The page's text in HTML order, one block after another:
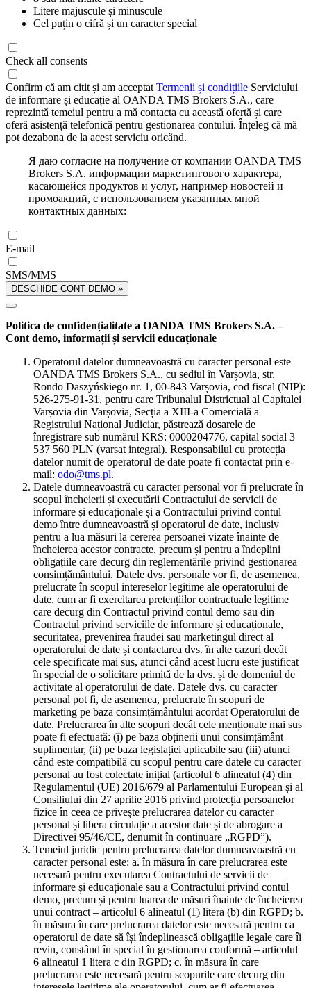
Litere majuscule și minuscule
Cel puțin o cifră și un caracter special
Check all consents
Confirm că am citit și am acceptat Termenii și condițiile Serviciului
de informare și educație al OANDA TMS Brokers S.A., care
reprezintă temeiul pentru a mă contacta cu această ofertă și care
oferă asistență telefonică pentru gestionarea contului. Înțeleg că mă
pot dezabona de la acest serviciu oricând.
Я даю согласие на получение от компании OANDA TMS
Brokers S.A. информации маркетингового характера,
касающейся продуктов и услуг, например новостей и
промоакций, с использованием указанных мной
контактных данных:
E-mail
SMS/MMS
DESCHIDE CONT DEMO »
Politica de confidențialitate a OANDA TMS Brokers S.A. –
Cont demo, informații și servicii educaționale
Operatorul datelor dumneavoastră cu caracter personal este
OANDA TMS Brokers S.A., cu sediul în Varșovia, str.
Rondo Daszyńskiego nr. 1, 00-843 Varșovia, cod fiscal (NIP):
526-275-91-31, pentru care Tribunalul Districtual al Capitalei
Varșovia din Varșovia, Secția a XIII-a Comercială a
Registrului Național Judiciar, păstrează dosarele de
înregistrare sub numărul KRS: 0000204776, capital social 3
537 560 PLN (varsat integral). Responsabilul cu protecția
datelor numit de operatorul de date poate fi contactat prin e-
mail: odo@tms.pl.
Datele dumneavoastră cu caracter personal vor fi prelucrate în
scopul încheierii și executării Contractului de servicii de
informare și educaționale și a Contractului privind contul
demo între dumneavoastră și operatorul de date, inclusiv
pentru a lua măsuri la cererea persoanei vizate înainte de
încheierea acestor contracte, precum și pentru a îndeplini
obligațiile care decurg din reglementările privind gestionarea
consimțământului. Datele dvs. personale vor fi, de asemenea,
prelucrate în scopul intereselor legitime ale operatorului de
date, cum ar fi exercitarea pretențiilor contractuale legitime
care decurg din Contractul privind contul demo sau din
Contractul privind serviciile de informare și educaționale,
securitatea, prevenirea fraudei sau marketingul direct al
operatorului de date și contactarea dvs. în alte cazuri decât
cele specificate mai sus, atunci când acest lucru este justificat
în special de o solicitare primită de la dvs. și de domeniul de
activitate al operatorului de date. Datele dvs. cu caracter
personal pot fi, de asemenea, prelucrate în scopuri de
marketing pe baza consimțământului acordat Operatorului de
date. Prelucrarea în alte scopuri decât cele menționate mai sus
poate fi efectuată: (i) pe baza obținerii unui consimțământ
suplimentar, (ii) pe baza legislației aplicabile sau (iii) atunci
când este compatibilă cu scopul pentru care datele cu caracter
personal au fost colectate inițial (articolul 6 alineatul (4) din
Regulamentul (UE) 2016/679 al Parlamentului European și al
Consiliului din 27 aprilie 2016 privind protecția persoanelor
fizice în ceea ce privește prelucrarea datelor cu caracter
personal și libera circulație a acestor date și de abrogare a
Directivei 95/46/CE, denumit în continuare „RGPD”).
Temeiul juridic pentru prelucrarea datelor dumneavoastră cu
caracter personal este: a. în măsura în care prelucrarea este
necesară pentru executarea Contractului de servicii de
informare și educaționale sau a Contractului privind contul
demo, precum și pentru luarea de măsuri înainte de încheierea
unui contract – articolul 6 alineatul (1) litera (b) din RGPD; b.
în măsura în care prelucrarea datelor este necesară pentru ca
operatorul de date să își îndeplinească obligațiile legale care îi
revin, constând în special în gestionarea conformă – articolul
6 alineatul 1 litera c din RGPD; c. în măsura în care
prelucrarea este necesară pentru scopurile care decurg din